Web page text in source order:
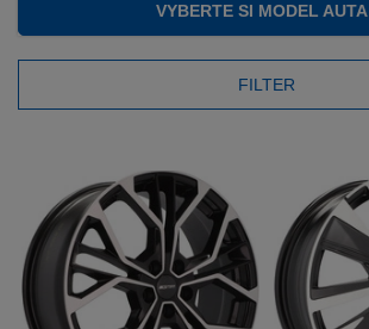
VYBERTE SI MODEL AUTA
FILTER